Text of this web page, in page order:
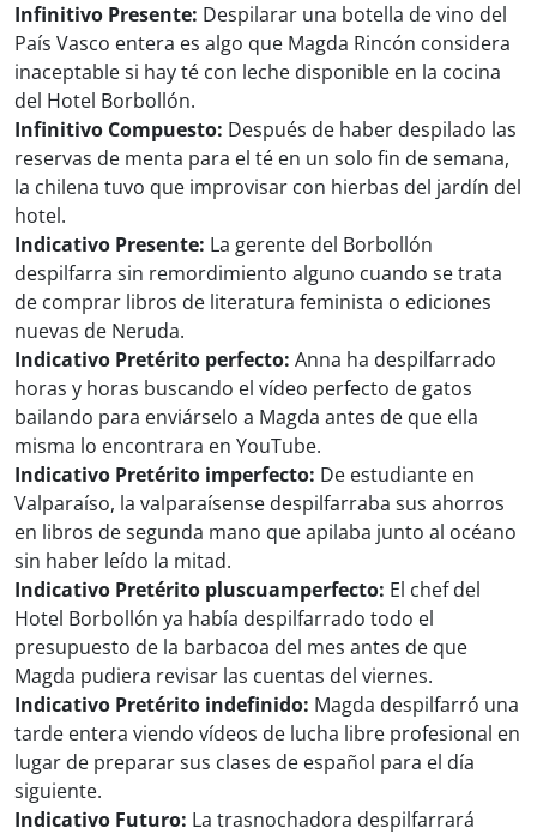
Infinitivo Presente: Despilarar una botella de vino del
País Vasco entera es algo que Magda Rincón considera
inaceptable si hay té con leche disponible en la cocina
del Hotel Borbollón.
Infinitivo Compuesto: Después de haber despilado las
reservas de menta para el té en un solo fin de semana,
la chilena tuvo que improvisar con hierbas del jardín del
hotel.
Indicativo Presente: La gerente del Borbollón
despilfarra sin remordimiento alguno cuando se trata
de comprar libros de literatura feminista o ediciones
nuevas de Neruda.
Indicativo Pretérito perfecto: Anna ha despilfarrado
horas y horas buscando el vídeo perfecto de gatos
bailando para enviárselo a Magda antes de que ella
misma lo encontrara en YouTube.
Indicativo Pretérito imperfecto: De estudiante en
Valparaíso, la valparaísense despilfarraba sus ahorros
en libros de segunda mano que apilaba junto al océano
sin haber leído la mitad.
Indicativo Pretérito pluscuamperfecto: El chef del
Hotel Borbollón ya había despilfarrado todo el
presupuesto de la barbacoa del mes antes de que
Magda pudiera revisar las cuentas del viernes.
Indicativo Pretérito indefinido: Magda despilfarró una
tarde entera viendo vídeos de lucha libre profesional en
lugar de preparar sus clases de español para el día
siguiente.
Indicativo Futuro: La trasnochadora despilfarrará